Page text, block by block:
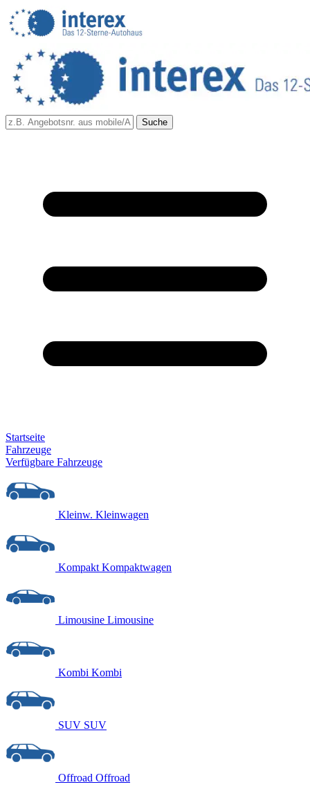
Suche
Startseite
Fahrzeuge
Verfügbare Fahrzeuge
Kleinw. Kleinwagen
Kompakt Kompaktwagen
Limousine Limousine
Kombi Kombi
SUV SUV
Offroad Offroad